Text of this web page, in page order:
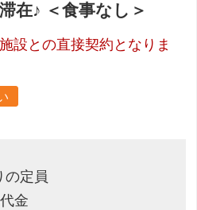
在♪ ＜食事なし＞
設との直接契約となりま
の定員
金